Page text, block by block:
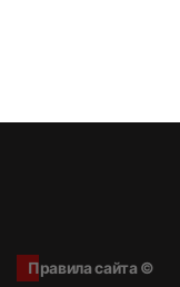
Правила сайта ©